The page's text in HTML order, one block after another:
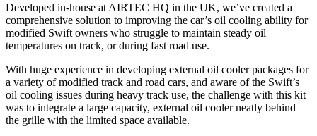
Developed in-house at AIRTEC HQ in the UK, we’ve created a
comprehensive solution to improving the car’s oil cooling ability for
modified Swift owners who struggle to maintain steady oil
temperatures on track, or during fast road use.
With huge experience in developing external oil cooler packages for
a variety of modified track and road cars, and aware of the Swift’s
oil cooling issues during heavy track use, the challenge with this kit
was to integrate a large capacity, external oil cooler neatly behind
the grille with the limited space available.